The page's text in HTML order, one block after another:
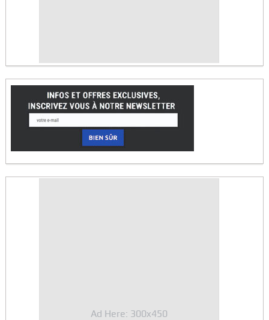
Ad Here: 300x450